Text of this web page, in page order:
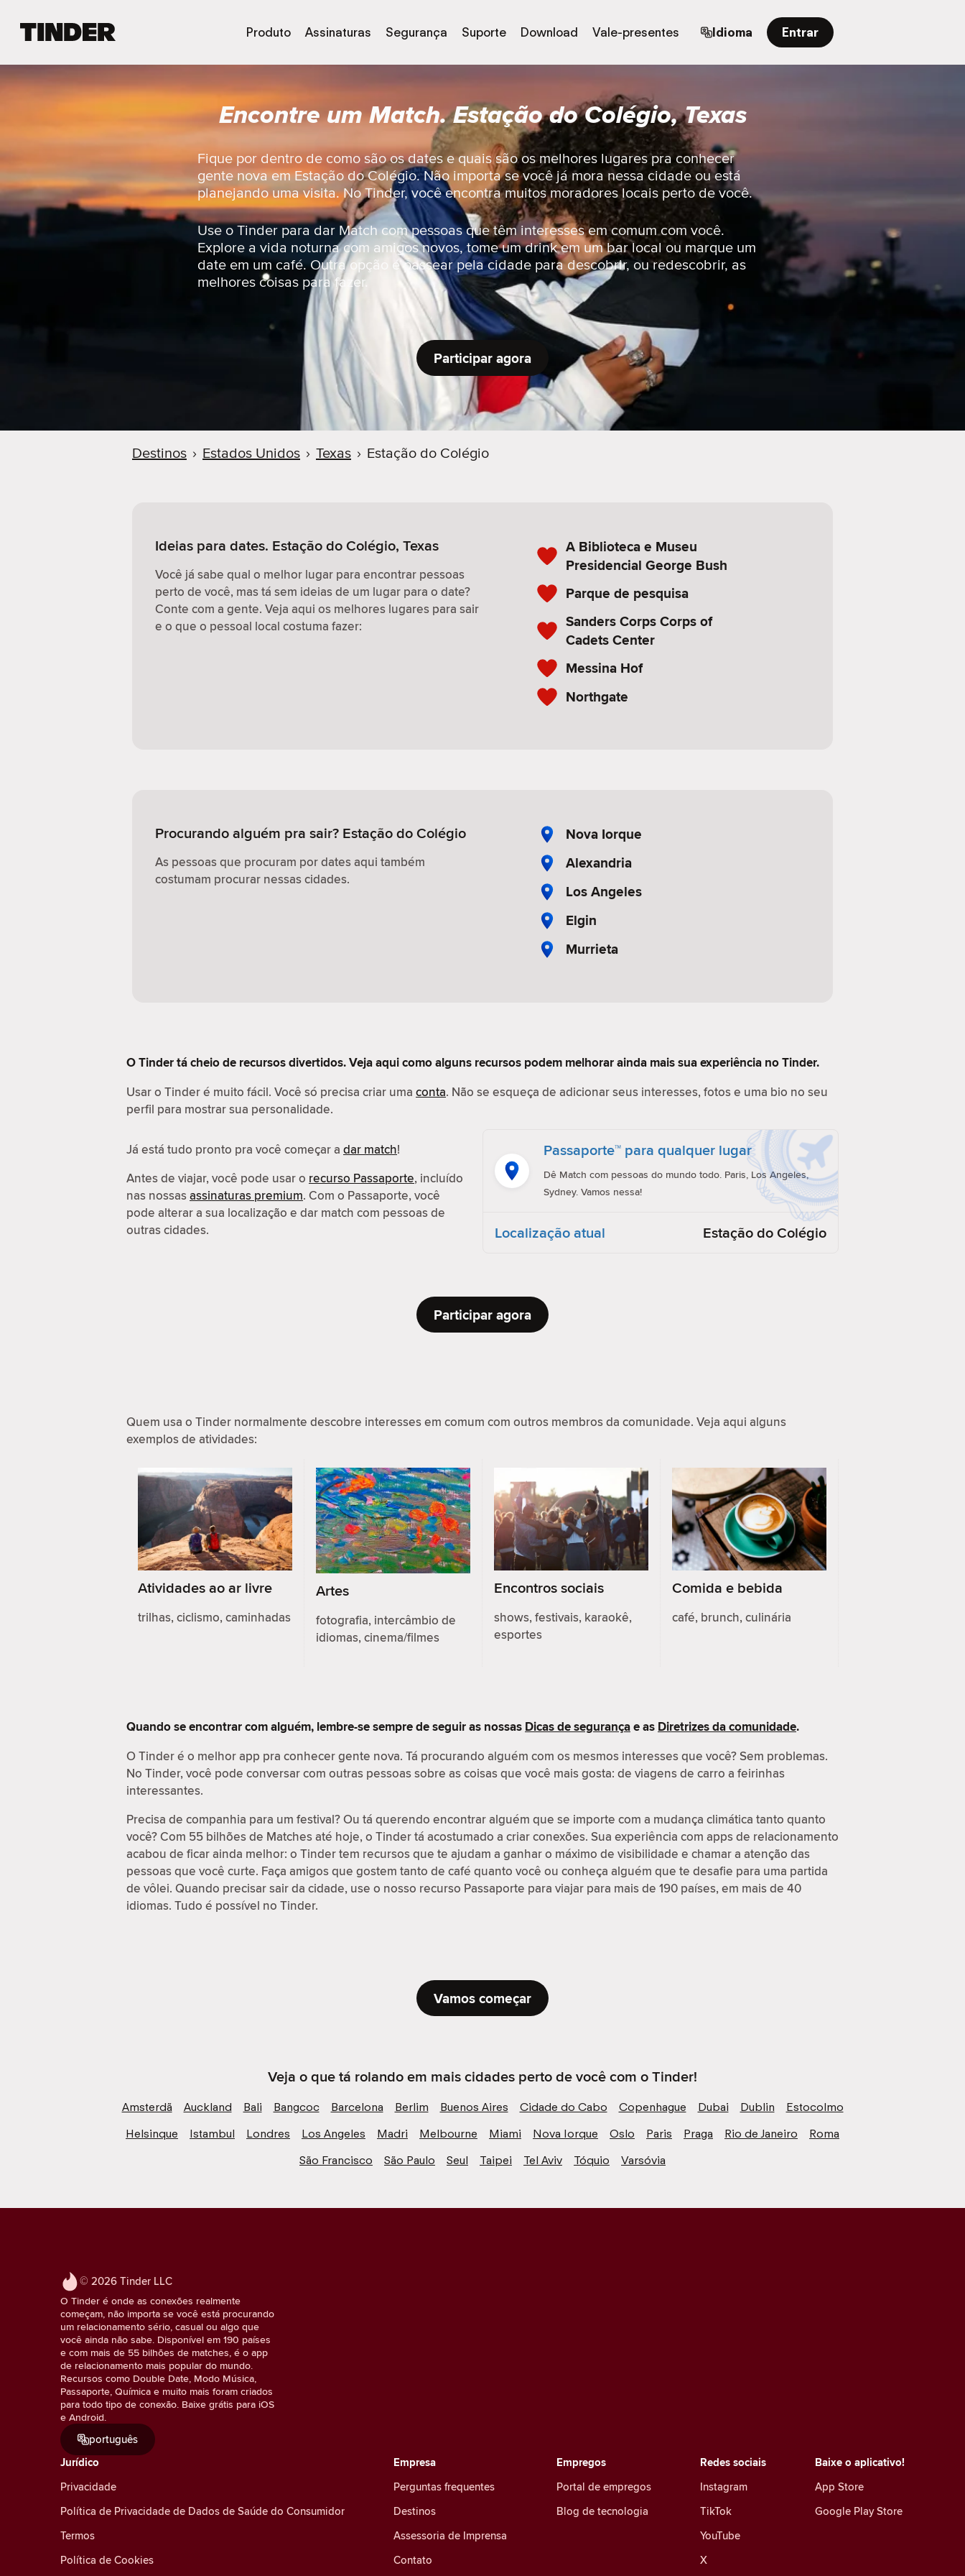
n
i
a
l
Produto Assinaturas Segurança Suporte Download Vale-presentes Idioma Entrar
Encontre um Match. Estação do Colégio, Texas
Fique por dentro de como são os dates e quais são os melhores lugares pra conhecer
gente nova em Estação do Colégio. Não importa se você já mora nessa cidade ou está
planejando uma visita. No Tinder, você encontra muitos moradores locais perto de você.
Use o Tinder para dar Match com pessoas que têm interesses em comum com você.
Explore a vida noturna com amigos novos, tome um drink em um bar local ou marque um
date em um café. Outra opção é passear pela cidade para descobrir, ou redescobrir, as
melhores coisas para fazer.
Participar agora
Destinos › Estados Unidos › Texas › Estação do Colégio
Ideias para dates. Estação do Colégio, Texas
Você já sabe qual o melhor lugar para encontrar pessoas
perto de você, mas tá sem ideias de um lugar para o date?
Conte com a gente. Veja aqui os melhores lugares para sair
e o que o pessoal local costuma fazer:
A Biblioteca e Museu
Presidencial George Bush
Parque de pesquisa
Sanders Corps Corps of
Cadets Center
Messina Hof
Northgate
Procurando alguém pra sair? Estação do Colégio
As pessoas que procuram por dates aqui também
costumam procurar nessas cidades.
Nova Iorque
Alexandria
Los Angeles
Elgin
Murrieta
O Tinder tá cheio de recursos divertidos. Veja aqui como alguns recursos podem melhorar ainda mais sua experiência no Tinder.
Usar o Tinder é muito fácil. Você só precisa criar uma conta. Não se esqueça de adicionar seus interesses, fotos e uma bio no seu
perfil para mostrar sua personalidade.
Já está tudo pronto pra você começar a dar match!
Antes de viajar, você pode usar o recurso Passaporte, incluído
nas nossasassinaturas premium. Com o Passaporte, você
pode alterar a sua localização e dar match com pessoas de
outras cidades.
Passaporte™ para qualquer lugar
Dê Match com pessoas do mundo todo. Paris, Los Angeles,
Sydney. Vamos nessa!
Localização atual Estação do Colégio
Participar agora
Quem usa o Tinder normalmente descobre interesses em comum com outros membros da comunidade. Veja aqui alguns
exemplos de atividades:
Atividades ao ar livre
trilhas, ciclismo, caminhadas
Artes
fotografia, intercâmbio de
idiomas, cinema/filmes
Encontros sociais
shows, festivais, karaokê,
esportes
Comida e bebida
café, brunch, culinária
Quando se encontrar com alguém, lembre-se sempre de seguir as nossas Dicas de segurançae as Diretrizes da comunidade.
O Tinder é o melhor app pra conhecer gente nova. Tá procurando alguém com os mesmos interesses que você? Sem problemas.
No Tinder, você pode conversar com outras pessoas sobre as coisas que você mais gosta: de viagens de carro a feirinhas
interessantes.
Precisa de companhia para um festival? Ou tá querendo encontrar alguém que se importe com a mudança climática tanto quanto
você? Com 55 bilhões de Matches até hoje, o Tinder tá acostumado a criar conexões. Sua experiência com apps de relacionamento
acabou de ficar ainda melhor: o Tinder tem recursos que te ajudam a ganhar o máximo de visibilidade e chamar a atenção das
pessoas que você curte. Faça amigos que gostem tanto de café quanto você ou conheça alguém que te desafie para uma partida
de vôlei. Quando precisar sair da cidade, use o nosso recurso Passaporte para viajar para mais de 190 países, em mais de 40
idiomas. Tudo é possível no Tinder.
Vamos começar
Veja o que tá rolando em mais cidades perto de você com o Tinder!
Amsterdã Auckland Bali Bangcoc Barcelona Berlim Buenos Aires Cidade do Cabo Copenhague Dubai Dublin
Estocolmo
Helsinque
Istambul Londres Los Angeles Madri Melbourne Miami Nova Iorque Oslo Paris Praga Rio de Janeiro
Roma
São Francisco
São Paulo Seul Taipei Tel Aviv Tóquio Varsóvia
© 2026 Tinder LLC
O Tinder é onde as conexões realmente
começam, não importa se você está procurando
um relacionamento sério, casual ou algo que
você ainda não sabe. Disponível em 190 países
e com mais de 55 bilhões de matches, é o app
de relacionamento mais popular do mundo.
Recursos como Double Date, Modo Música,
Passaporte, Química e muito mais foram criados
para todo tipo de conexão. Baixe grátis para iOS
e Android.
português
Redes sociais
Instagram
TikTok
YouTube
X
Jurídico
Privacidade
Política de Privacidade de Dados de Saúde do Consumidor
Termos
Política de Cookies
Empregos
Portal de empregos
Blog de tecnologia
Empresa
Perguntas frequentes
Destinos
Assessoria de Imprensa
Contato
Baixe o aplicativo!
App Store
Google Play Store